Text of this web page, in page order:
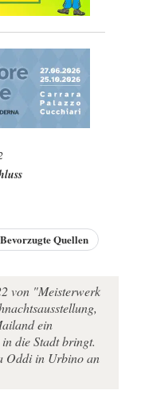
Bevorzugte Quellen
von "Meisterwerk
ein
die Stadt bringt.
Oddi in Urbino an